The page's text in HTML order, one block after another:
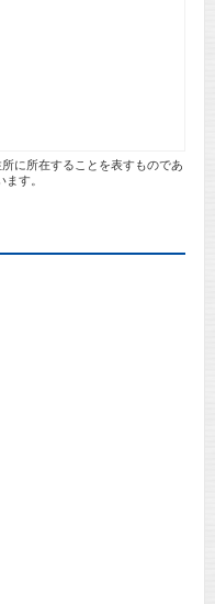
に所在することを表すものであ
す。